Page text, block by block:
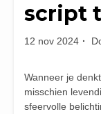
script
12 nov 2024
Wanneer je
misschien
sfeervolle